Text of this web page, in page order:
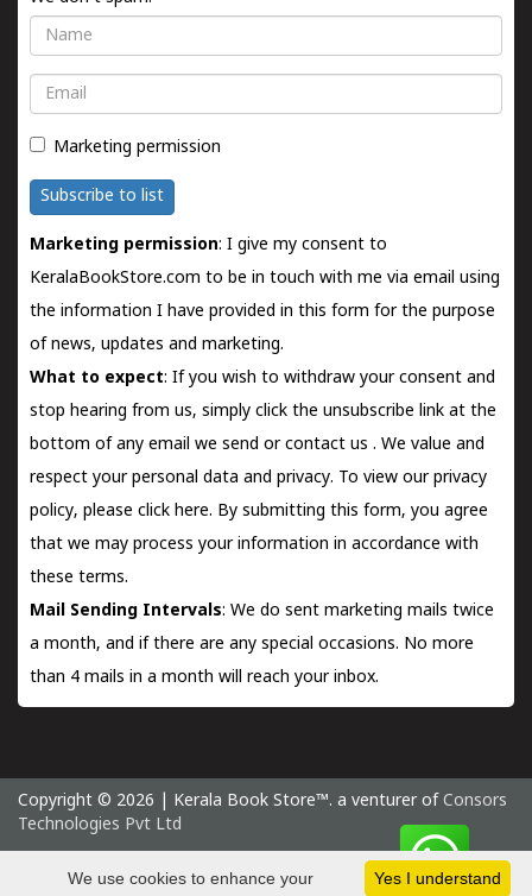
Name
Email
Marketing permission
Subscribe to list
Marketing permission: I give my consent to
KeralaBookStore.com to be in touch with me via email using
the information I have provided in this form for the purpose
of news, updates and marketing.
What to expect: If you wish to withdraw your consent and
stop hearing from us, simply click the unsubscribe link at the
bottom of any email we send orcontact us . We value and
respect your personal data and privacy. To view our privacy
policy, please click here. By submitting this form, you agree
that we may process your information in accordance with
these terms.
Mail Sending Intervals: We do sent marketing mails twice
a month, and if there are any special occasions. No more
than 4 mails in a month will reach your inbox.
Copyright © 2026 | Kerala Book Store™. a venturer of Consors
Technologies Pvt Ltd
Sunday 9 August, 2026 IST
Yes I understand
We use cookies to enhance your